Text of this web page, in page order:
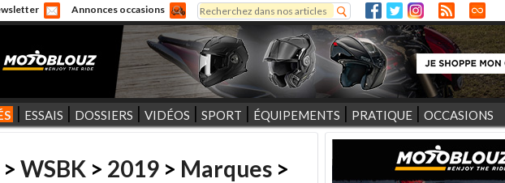
Annonces occasions
Formulaire de recherche
Rechercher
ESSAIS DOSSIERS VIDÉOS SPORT ÉQUIPEMENTS PRATIQUE OCCASIONS
> WSBK > 2019 > Marques >